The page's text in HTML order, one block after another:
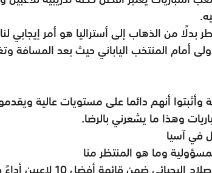
بدلًا من الذهاب إلى أستراليا هو أمر إيجابي
أمام المنتخب الياباني حيث بعد المسافة
أنهم دائما على مستويات عالية
وهذا ما يشعرني بالرضا.
في آسيا
وما هو المنتظر منا